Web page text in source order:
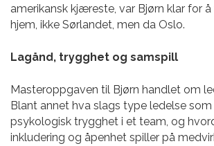
amerikansk kjæreste, var Bjørn klar for
hjem, ikke Sørlandet, men da Oslo.
Lagånd, trygghet og samspill
Masteroppgaven til Bjørn handlet om
Blant annet hva slags type ledelse som
psykologisk trygghet i et team, og
inkludering og åpenhet spiller på